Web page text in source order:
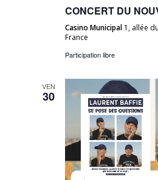
CONCERT DU
Casino Municipal 1, allée
France
Participation libre
VEN
30